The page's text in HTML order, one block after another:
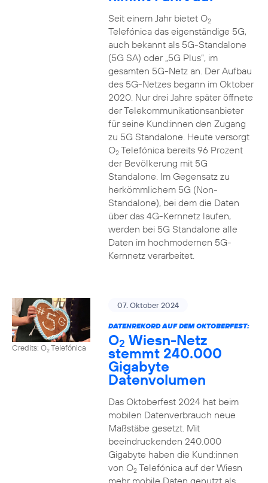
Seit einem Jahr bietet O2
Telefónica das eigenständige 5G,
auch bekannt als 5G-Standalone
(5G SA) oder „5G Plus“, im
gesamten 5G-Netz an. Der Aufbau
des 5G-Netzes begann im Oktober
2020. Nur drei Jahre später öffnete
der Telekommunikationsanbieter
für seine Kund:innen den Zugang
zu 5G Standalone. Heute versorgt
O2Telefónica bereits 96 Prozent
der Bevölkerung mit 5G
Standalone. Im Gegensatz zu
herkömmlichem 5G (Non-
Standalone), bei dem die Daten
über das 4G-Kernnetz laufen,
werden bei 5G Standalone alle
Daten im hochmodernen 5G-
Kernnetz verarbeitet.
Credits: O2Telefónica
07. Oktober 2024
DATENREKORD AUF DEM OKTOBERFEST:
O2 Wiesn-Netz
stemmt 240.000
Gigabyte
Datenvolumen
Das Oktoberfest 2024 hat beim
mobilen Datenverbrauch neue
Maßstäbe gesetzt. Mit
beeindruckenden 240.000
Gigabyte haben die Kund:innen
von O2Telefónica auf der Wiesn
mehr mobile Daten genutzt als